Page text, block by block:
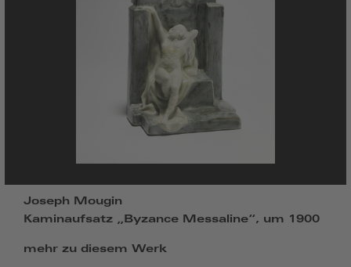
Joseph Mougin
Kaminaufsatz „Byzance Messaline“, um 1900
mehr zu diesem Werk